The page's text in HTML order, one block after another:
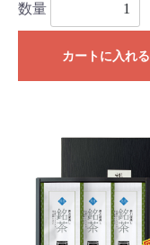
数量
カートに入れる